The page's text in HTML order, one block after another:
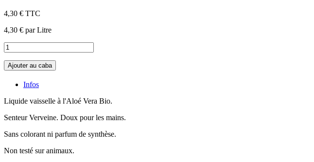
4,30 € TTC
4,30 € par Litre
Ajouter au caba
Infos
Liquide vaisselle à l'Aloé Vera Bio.
Senteur Verveine. Doux pour les mains.
Sans colorant ni parfum de synthèse.
Non testé sur animaux.